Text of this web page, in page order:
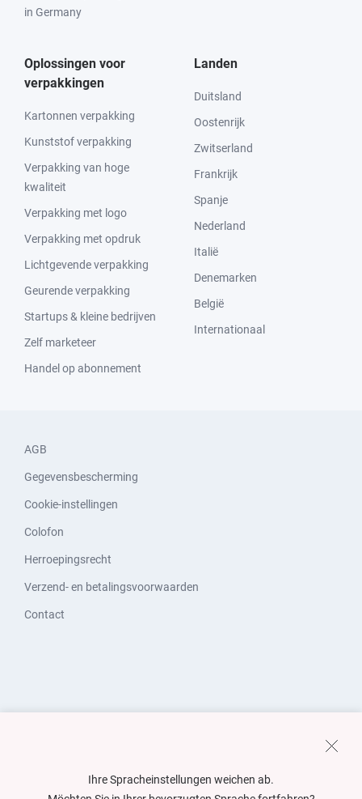
in Germany
Oplossingen voor
verpakkingen
Kartonnen verpakking
Kunststof verpakking
Verpakking van hoge
kwaliteit
Verpakking met logo
Verpakking met opdruk
Lichtgevende verpakking
Geurende verpakking
Startups & kleine bedrijven
Zelf marketeer
Handel op abonnement
Landen
Duitsland
Oostenrijk
Zwitserland
Frankrijk
Spanje
Nederland
Italië
Denemarken
België
Internationaal
AGB
Gegevensbescherming
Cookie-instellingen
Colofon
Herroepingsrecht
Verzend- en betalingsvoorwaarden
Contact
Ihre Spracheinstellungen weichen ab.